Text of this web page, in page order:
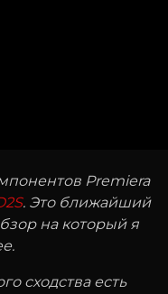
Premiera
. Это ближайший
на который я
сходства есть